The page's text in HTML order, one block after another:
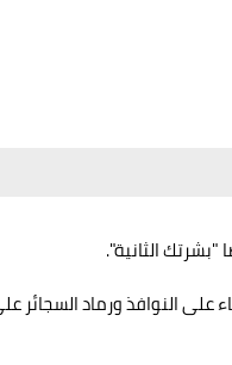
الثانية".
على النوافذ ورماد